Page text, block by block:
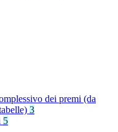
dei premi (da
3
5